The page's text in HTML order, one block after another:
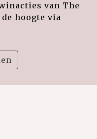
van The
hoogte via